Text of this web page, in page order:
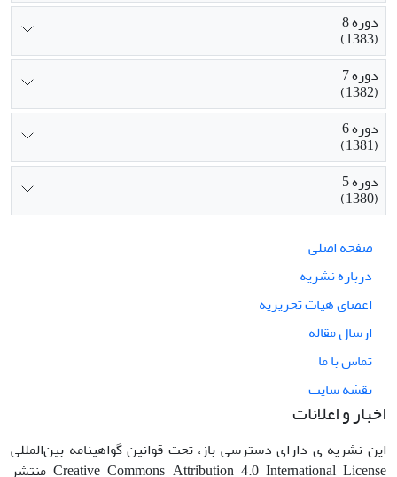
دوره 8
(1383)
دوره 7
(1382)
دوره 6
(1381)
دوره 5
(1380)
صفحه اصلی
درباره نشریه
اعضای هیات تحریریه
ارسال مقاله
تماس با ما
نقشه سایت
اخبار و اعلانات
این نشریه ی دارای دسترسی باز، تحت قوانین گواهینامه بین‌المللی
Creative Commons Attribution 4.0 International License منتشر